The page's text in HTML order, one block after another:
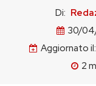
Di:
30/
Aggiornato il:
2